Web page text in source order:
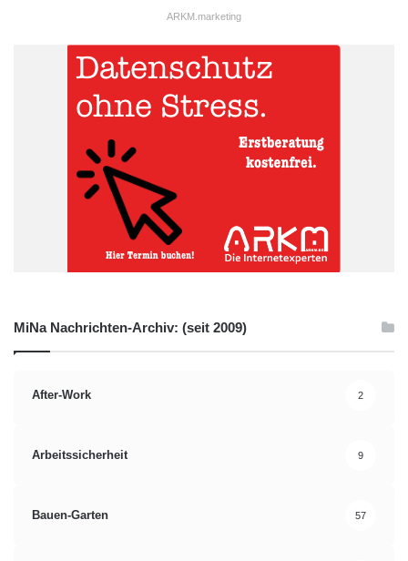
ARKM.marketing
MiNa Nachrichten-Archiv: (seit 2009)
After-Work 2
Arbeitssicherheit 9
Bauen-Garten 57